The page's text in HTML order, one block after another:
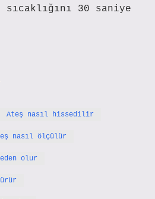
30 saniye
Ateş nasıl hissedilir
nasıl ölçülür
olur